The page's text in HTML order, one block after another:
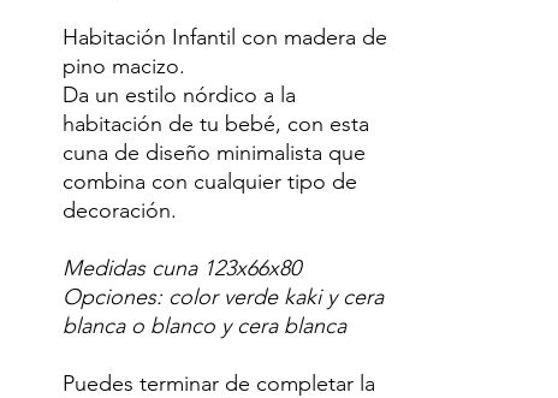
Habitación Infantil con madera de
pino macizo.
Da un estilo nórdico a la
habitación de tu bebé, con esta
cuna de diseño minimalista que
combina con cualquier tipo de
decoración.
Medidas cuna 123x66x80
Opciones: color verde kaki y cera
blanca o blanco y cera blanca
Puedes terminar de completar la